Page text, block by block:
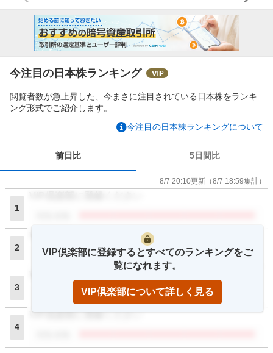
今注目の日本株ランキング
閲覧者数が急上昇した、今まさに注目されている日本株をランキ
ング形式でご紹介します。
今注目の日本株ランキングについて
前日比 5日間比
8/7 20:10更新 （8/7 18:59集計）
1
2
VIP倶楽部に登録ください
閲覧者数
3
4
VIP倶楽部に登録ください
VIP倶楽部に登録するとすべてのランキングをご
覧になれます。
VIP倶楽部について詳しく見る